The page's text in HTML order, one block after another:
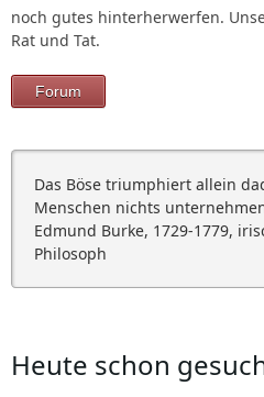
noch gutes hinterherwerfen.
Rat und Tat.
Forum
Das Böse triumphiert allein
Menschen nichts
Edmund Burke, 1729-1779,
Philosoph
Heute schon